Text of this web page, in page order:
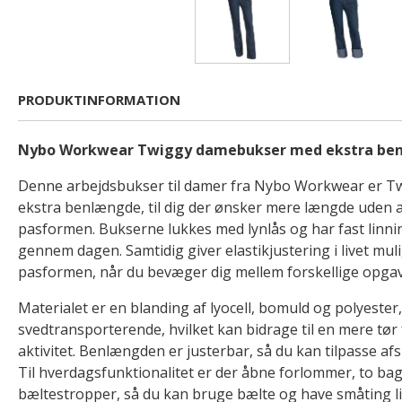
PRODUKTINFORMATION
Nybo Workwear Twiggy damebukser med ekstra
Denne arbejdsbukser til damer fra Nybo Workwear er
ekstra benlængde, til dig der ønsker mere længde uden
pasformen. Bukserne lukkes med lynlås og har fast
gennem dagen. Samtidig giver elastikjustering i livet
pasformen, når du bevæger dig mellem forskellige
Materialet er en blanding af lyocell, bomuld og
svedtransporterende, hvilket kan bidrage til en mere tør
aktivitet. Benlængden er justerbar, så du kan tilpasse
Til hverdagsfunktionalitet er der åbne forlommer, to
bæltestropper, så du kan bruge bælte og have småting